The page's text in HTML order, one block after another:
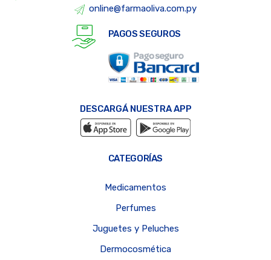
online@farmaoliva.com.py
PAGOS SEGUROS
DESCARGÁ NUESTRA APP
CATEGORÍAS
Medicamentos
Perfumes
Juguetes y Peluches
Dermocosmética